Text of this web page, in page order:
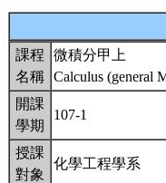
課程
名稱
微積分甲上
Calculus (general
開課
學期
107-1
授課
對象
化學工程學系